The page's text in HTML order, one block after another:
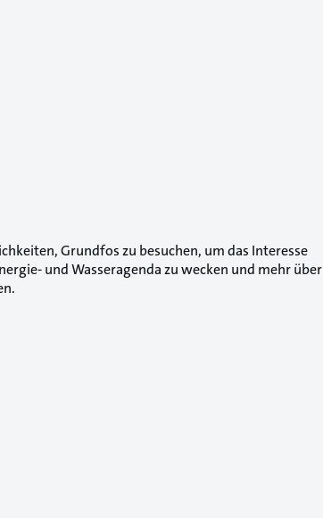
Grundfos zu besuchen, um das Interesse
und Wasseragenda zu wecken und mehr über